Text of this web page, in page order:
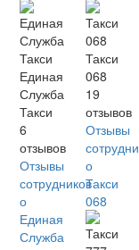
Единая
Служба
Такси
6
отзывов
Отзывы
сотрудников
о
Единая
Служба
Такси
068
19
отзывов
Отзывы
о
Такси
068